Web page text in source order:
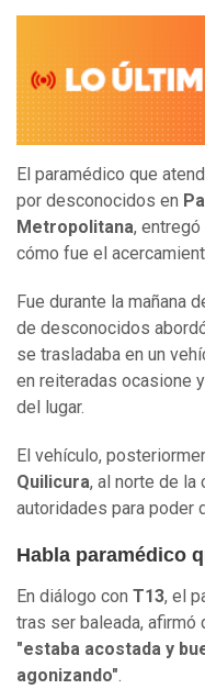
El paramédico que
por desconocidos en
Metropolitana,
cómo fue el
Fue durante la mañana
de desconocidos
se trasladaba en un
en reiteradas ocasione
del lugar.
El vehículo,
Quilicura, al norte de la
autoridades para poder
Habla paramédico
En diálogo con T13, el
tras ser baleada, afirmó
"estaba acostada y
agonizando".